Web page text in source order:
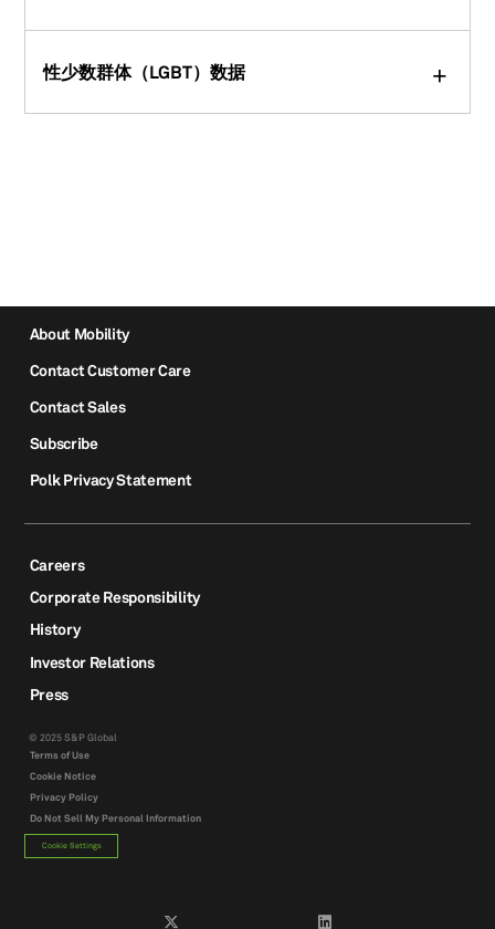
性少数群体（LGBT）数据
About Mobility
Contact Customer Care
Contact Sales
Subscribe
Polk Privacy Statement
Careers
Corporate Responsibility
History
Investor Relations
Press
© 2025 S&P Global
Terms of Use
Cookie Notice
Privacy Policy
Do Not Sell My Personal Information
Cookie Settings